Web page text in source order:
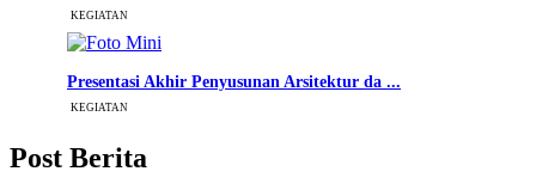
KEGIATAN
Presentasi Akhir Penyusunan Arsitektur da ...
KEGIATAN
Post Berita